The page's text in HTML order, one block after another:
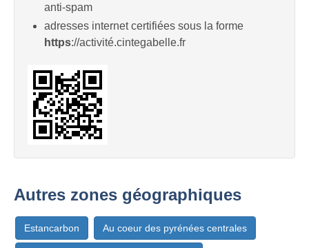
anti-spam
adresses internet certifiées sous la forme
https://activité.cintegabelle.fr
Autres zones géographiques
Estancarbon Au coeur des pyrénées centrales